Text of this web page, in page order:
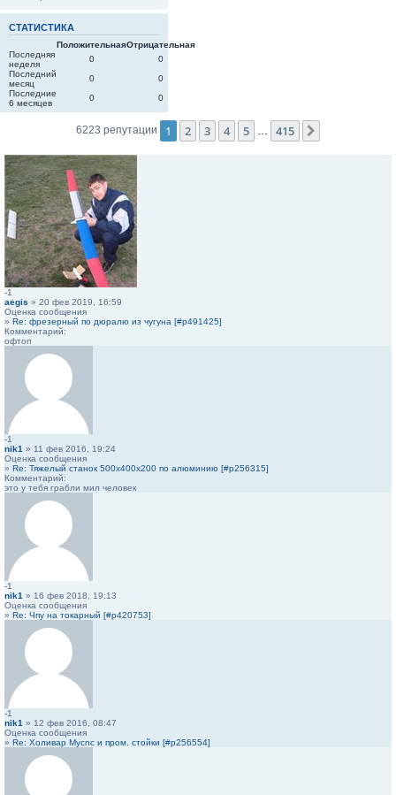
СТАТИСТИКА
ПоложительнаяОтрицательная
Последняя
неделя
0
0
Последний
месяц
0
0
Последние
6 месяцев
0 0
6223 репутации 1 2 3 4 5 … 415
-1
aegis » 20 фев 2019, 16:59
Оценка сообщения
» Re: фрезерный по дюралю из чугуна [#p491425]
Комментарий:
офтоп
-1
nik1 » 11 фев 2016, 19:24
Оценка сообщения
» Re: Тяжелый станок 500х400х200 по алюминию [#p256315]
Комментарий:
это у тебя грабли мил человек
-1
nik1 » 16 фев 2018, 19:13
Оценка сообщения
» Re: Чпу на токарный [#p420753]
-1
nik1 » 12 фев 2016, 08:47
Оценка сообщения
» Re: Холивар Mycnc и пром. стойки [#p256554]